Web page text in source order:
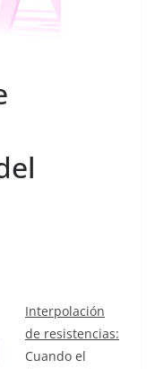
Interpolación
de resistencias:
Cuando el